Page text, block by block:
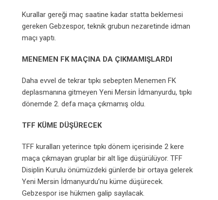
Kurallar gereği maç saatine kadar statta beklemesi
gereken Gebzespor, teknik grubun nezaretinde idman
maçı yaptı.
MENEMEN FK MAÇINA DA ÇIKMAMIŞLARDI
Daha evvel de tekrar tıpkı sebepten Menemen FK
deplasmanına gitmeyen Yeni Mersin İdmanyurdu, tıpkı
dönemde 2. defa maça çıkmamış oldu.
TFF KÜME DÜŞÜRECEK
TFF kuralları yeterince tıpkı dönem içerisinde 2 kere
maça çıkmayan gruplar bir alt lige düşürülüyor. TFF
Disiplin Kurulu önümüzdeki günlerde bir ortaya gelerek
Yeni Mersin İdmanyurdu’nu küme düşürecek.
Gebzespor ise hükmen galip sayılacak.